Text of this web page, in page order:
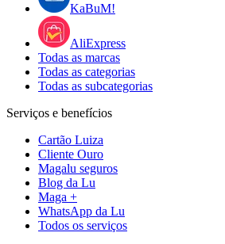
KaBuM!
AliExpress
Todas as marcas
Todas as categorias
Todas as subcategorias
Serviços e benefícios
Cartão Luiza
Cliente Ouro
Magalu seguros
Blog da Lu
Maga +
WhatsApp da Lu
Todos os serviços